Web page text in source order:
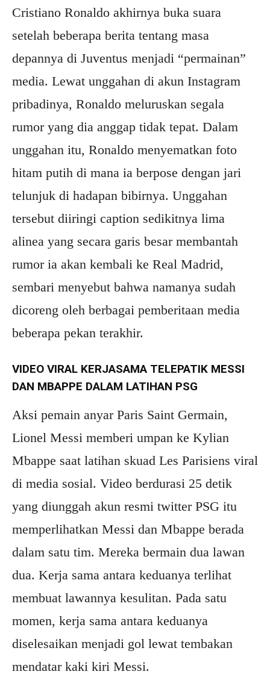
Cristiano Ronaldo akhirnya buka suara
setelah beberapa berita tentang masa
depannya di Juventus menjadi “permainan”
media. Lewat unggahan di akun Instagram
pribadinya, Ronaldo meluruskan segala
rumor yang dia anggap tidak tepat. Dalam
unggahan itu, Ronaldo menyematkan foto
hitam putih di mana ia berpose dengan jari
telunjuk di hadapan bibirnya. Unggahan
tersebut diiringi caption sedikitnya lima
alinea yang secara garis besar membantah
rumor ia akan kembali ke Real Madrid,
sembari menyebut bahwa namanya sudah
dicoreng oleh berbagai pemberitaan media
beberapa pekan terakhir.
VIDEO VIRAL KERJASAMA TELEPATIK MESSI
DAN MBAPPE DALAM LATIHAN PSG
Aksi pemain anyar Paris Saint Germain,
Lionel Messi memberi umpan ke Kylian
Mbappe saat latihan skuad Les Parisiens viral
di media sosial. Video berdurasi 25 detik
yang diunggah akun resmi twitter PSG itu
memperlihatkan Messi dan Mbappe berada
dalam satu tim. Mereka bermain dua lawan
dua. Kerja sama antara keduanya terlihat
membuat lawannya kesulitan. Pada satu
momen, kerja sama antara keduanya
diselesaikan menjadi gol lewat tembakan
mendatar kaki kiri Messi.